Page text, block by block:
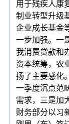
用于残疾人康
制业转型升级
企业成长基金
一步加强。一
我消费贷款和
资本统筹，农
扬了主要感化
一季度沉点范
需求，三是加
财务部分以习